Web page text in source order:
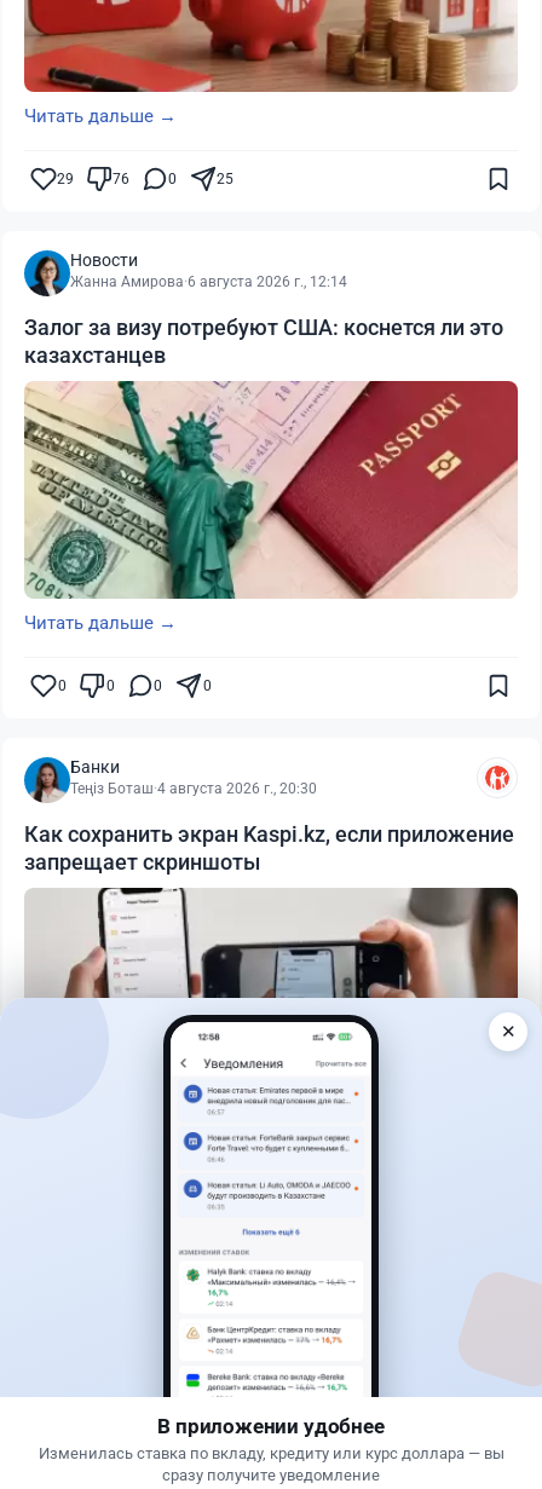
Читать дальше →
29 76 0 25
Новости
Жанна Амирова·6 августа 2026 г., 12:14
Залог за визу потребуют США: коснется ли это
казахстанцев
Читать дальше →
0 0 0 0
Банки
Теңіз Боташ·4 августа 2026 г., 20:30
Как сохранить экран Kaspi.kz, если приложение
запрещает скриншоты
21
5 августа 2026 г., 13:10
Alatau City Bank разыгрывает 33 млн тенге:
какие условия скрываются в правилах акции
✕
В приложении удобнее
Изменилась ставка по вкладу, кредиту или курс доллара — вы
сразу получите уведомление